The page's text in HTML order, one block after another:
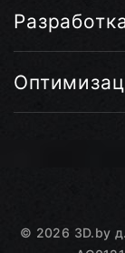
© 2026 3D.by